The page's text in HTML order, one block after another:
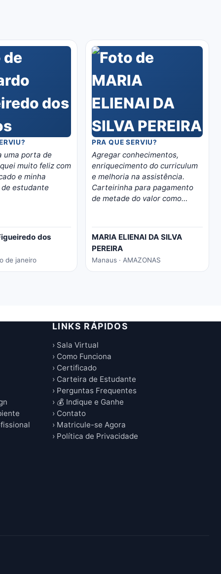
uma porta de
muito feliz com
e minha
estudante
dos
de janeiro
PRA QUE SERVIU?
Agregar conhecimentos,
enriquecimento do curriculum
e melhoria na assistência.
Carteirinha para pagamento
de metade do valor como
MARIA ELIENAI DA SILVA
PEREIRA
Manaus · AMAZONAS
LINKS RÁPIDOS
› Sala Virtual
› Como Funciona
› Certificado
› Carteira de Estudante
› Perguntas Frequentes
› 💰 Indique e Ganhe
› Contato
› Matricule-se Agora
› Política de Privacidade